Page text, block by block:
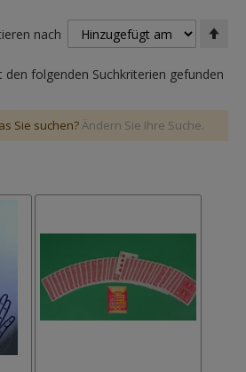
den folgenden Suchkriterien gefunden
Sie suchen? Ändern Sie Ihre Suche.
nach